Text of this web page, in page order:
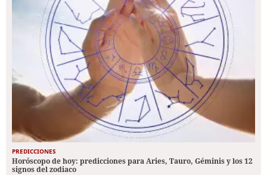
PREDICCIONES
Horóscopo de hoy: predicciones para Aries, Tauro, Géminis y los 12
signos del zodiaco